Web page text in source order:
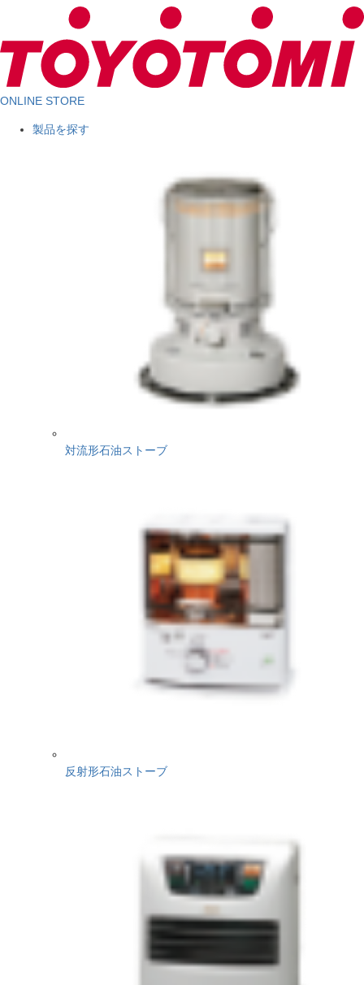
ONLINE STORE
製品を探す
対流形石油ストーブ
反射形石油ストーブ